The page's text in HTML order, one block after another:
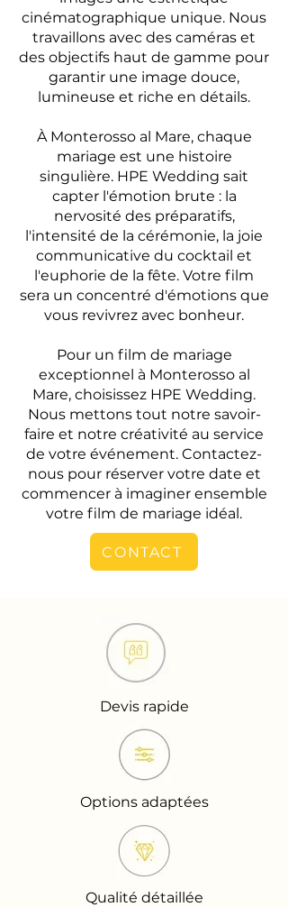
cinématographique unique. Nous
travaillons avec des caméras et
des objectifs haut de gamme pour
garantir une image douce,
lumineuse et riche en détails.
À Monterosso al Mare, chaque
mariage est une histoire
singulière. HPE Wedding sait
capter l'émotion brute : la
nervosité des préparatifs,
l'intensité de la cérémonie, la joie
communicative du cocktail et
l'euphorie de la fête. Votre film
sera un concentré d'émotions que
vous revivrez avec bonheur.
Pour un film de mariage
exceptionnel à Monterosso al
Mare, choisissez HPE Wedding.
Nous mettons tout notre savoir-
faire et notre créativité au service
de votre événement. Contactez-
nous pour réserver votre date et
commencer à imaginer ensemble
votre film de mariage idéal.
CONTACT
Devis rapide
Options adaptées
Qualité détaillée